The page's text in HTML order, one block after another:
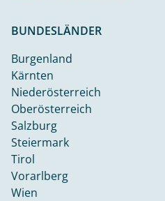
BUNDESLÄNDER
Burgenland
Kärnten
Niederösterreich
Oberösterreich
Salzburg
Steiermark
Tirol
Vorarlberg
Wien